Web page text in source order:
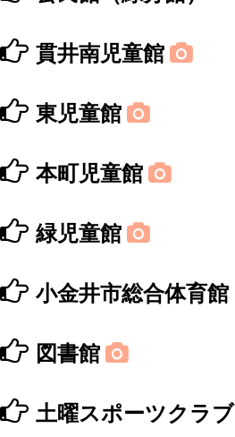
貫井南児童館
東児童館
本町児童館
緑児童館
小金井市総合体育館
図書館
土曜スポーツクラブ